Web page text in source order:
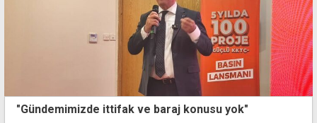
"Gündemimizde ittifak ve baraj konusu yok"